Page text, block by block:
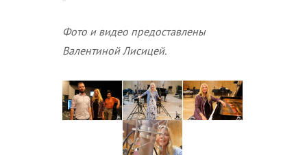
Фото и видео предоставлены
Валентиной Лисицей.